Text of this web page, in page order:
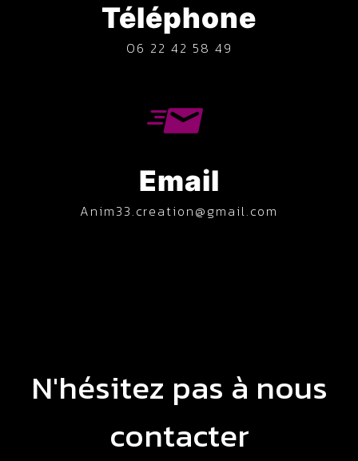
Téléphone
06 22 42 58 49
Email
anim33.creation@gmail.com
N'hésitez pas à nous
contacter